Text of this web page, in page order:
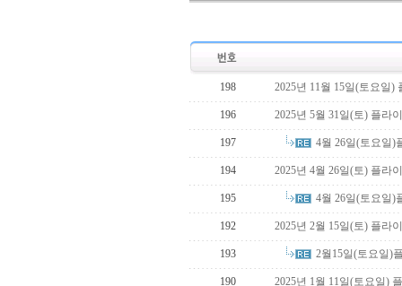
198 2025년 11월 15일(토요일
196 2025년 5월 31일(토) 플라
197 4월 26일(토요일)
194 2025년 4월 26일(토) 플라
195 4월 26일(토요일)
192 2025년 2월 15일(토) 플라
193 2월15일(토요일)
190 2025년 1월 11일(토요일)